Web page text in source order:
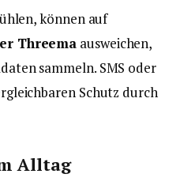
können auf
Threema ausweichen,
sammeln. SMS oder
Schutz durch
Alltag